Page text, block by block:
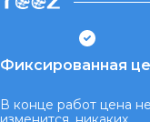
Фиксированная
В конце работ цена не